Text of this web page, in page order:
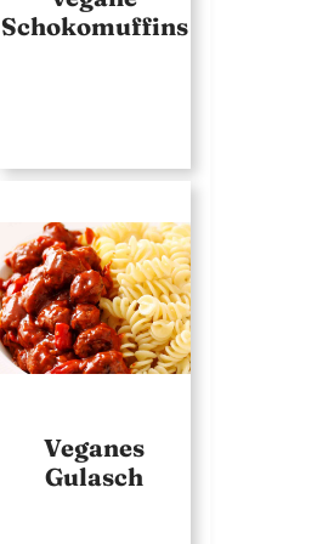
Schokomuffins
Veganes
Gulasch